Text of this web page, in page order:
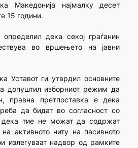
Македонија најмалку десет
15 години.
дека секој граѓанин
во вршењето на јавни
Уставот ги утврдил основните
допуштил изборниот режим да
правна претпоставка е дека
да бидат во согласност со
дека тие не можат да содржат
активното ниту на пасивното
излегуваат надвор од рамките